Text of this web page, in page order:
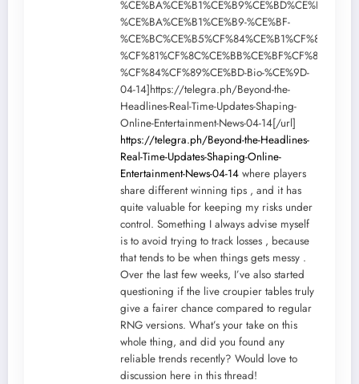
%CE%BA%CE%B1%CE%B9-%CE%BF-
%CF%81%CF%8C%CE%BB%CE%BF%CF%82-
%CF%84%CF%89%CE%BD-Bio-%CE%9D-
04-14]https://telegra.ph/Beyond-the-
Headlines-Real-Time-Updates-Shaping-
Online-Entertainment-News-04-14[/url]
https://telegra.ph/Beyond-the-Headlines-
Real-Time-Updates-Shaping-Online-
Entertainment-News-04-14 where players
share different winning tips , and it has
quite valuable for keeping my risks under
control. Something I always advise myself
is to avoid trying to track losses , because
that tends to be when things gets messy .
Over the last few weeks, I’ve also started
questioning if the live croupier tables truly
give a fairer chance compared to regular
RNG versions. What’s your take on this
whole thing, and did you found any
reliable trends recently? Would love to
discussion here in this thread!